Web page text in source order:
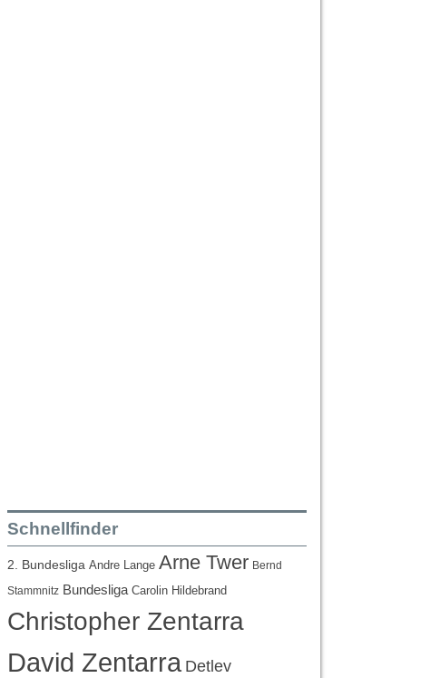
Schnellfinder
2. Bundesliga Andre Lange Arne Twer Bernd
Stammnitz Bundesliga Carolin Hildebrand
Christopher Zentarra
David Zentarra Detlev